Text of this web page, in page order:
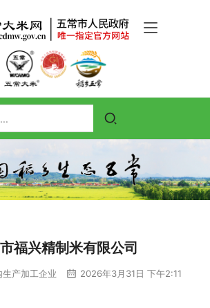
福兴精制米有限公司
生产加工企业 2026年3月31日 下午2:11